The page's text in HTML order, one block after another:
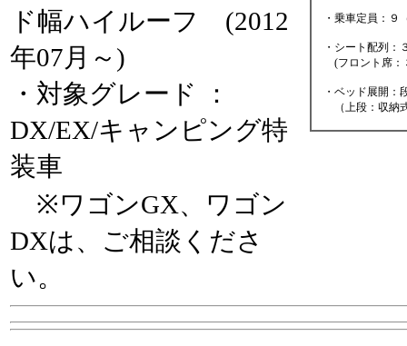
ド幅ハイルーフ (2012
年07月～)
・対象グレード ：
DX/EX/キャンピング特
装車
※ワゴンGX、ワゴン
DXは、ご相談くださ
い。
・乗車定員：９
・シート配列：
(フロント席：３
・ベッド展開：
（上段：収納式